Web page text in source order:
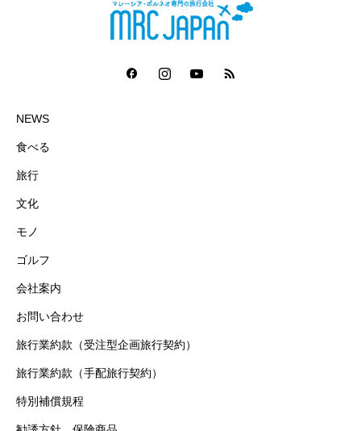
NEWS
食べる
旅行
文化
モノ
ゴルフ
会社案内
お問い合わせ
旅行業約款（受注型企画旅行契約）
旅行業約款（手配旅行契約）
特別補償規程